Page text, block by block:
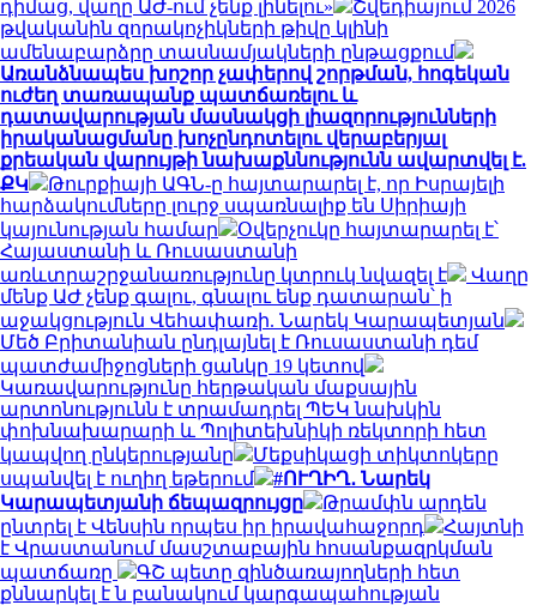
դիմաց, վաղը ԱԺ-ում չենք լինելու»
Շվեդիայում 2026
թվականին զորակոչիկների թիվը կլինի
ամենաբարձրը տասնամյակների ընթացքում
Առանձնապես խոշոր չափերով շորթման, հոգեկան
ուժեղ տառապանք պատճառելու և
դատավարության մասնակցի լիազորությունների
իրականացմանը խոչընդոտելու վերաբերյալ
քրեական վարույթի նախաքննությունն ավարտվել է.
ՔԿ
Թուրքիայի ԱԳՆ-ը հայտարարել է, որ Իսրայելի
հարձակումները լուրջ սպառնալիք են Սիրիայի
կայունության համար
Օվերչուկը հայտարարել է՝
Հայաստանի և Ռուսաստանի
առևտրաշրջանառությունը կտրուկ նվազել է
Վաղը
մենք ԱԺ չենք գալու, գնալու ենք դատարան՝ ի
աջակցություն Վեհափառի. Նարեկ Կարապետյան
Մեծ Բրիտանիան ընդլայնել է Ռուսաստանի դեմ
պատժամիջոցների ցանկը 19 կետով
Կառավարությունը հերթական մաքսային
արտոնությունն է տրամադրել ՊԵԿ նախկին
փոխնախարարի և Պոլիտեխնիկի ռեկտորի հետ
կապվող ընկերությանը
Մեքսիկացի տիկտոկերը
սպանվել է ուղիղ եթերում
#ՈՒՂԻՂ․ Նարեկ
Կարապետյանի ճեպազրույցը
Թրամփն արդեն
ընտրել է Վենսին որպես իր իրավահաջորդ
Հայտնի
է Վրաստանում մասշտաբային հոսանքազրկման
պատճառը
ԳՇ պետը զինծառայողների հետ
քննարկել է ն բանակում կարգապահության